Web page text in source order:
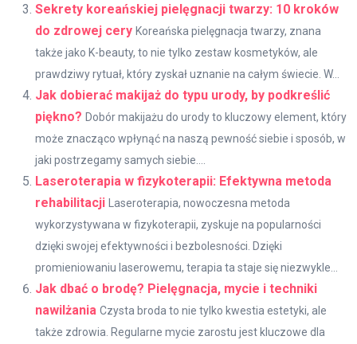
Sekrety koreańskiej pielęgnacji twarzy: 10 kroków
do zdrowej cery Koreańska pielęgnacja twarzy, znana
także jako K-beauty, to nie tylko zestaw kosmetyków, ale
prawdziwy rytuał, który zyskał uznanie na całym świecie. W...
Jak dobierać makijaż do typu urody, by podkreślić
piękno? Dobór makijażu do urody to kluczowy element, który
może znacząco wpłynąć na naszą pewność siebie i sposób, w
jaki postrzegamy samych siebie....
Laseroterapia w fizykoterapii: Efektywna metoda
rehabilitacji
Laseroterapia, nowoczesna metoda
wykorzystywana w fizykoterapii, zyskuje na popularności
dzięki swojej efektywności i bezbolesności. Dzięki
promieniowaniu laserowemu, terapia ta staje się niezwykle...
Jak dbać o brodę? Pielęgnacja, mycie i techniki
nawilżania Czysta broda to nie tylko kwestia estetyki, ale
także zdrowia. Regularne mycie zarostu jest kluczowe dla